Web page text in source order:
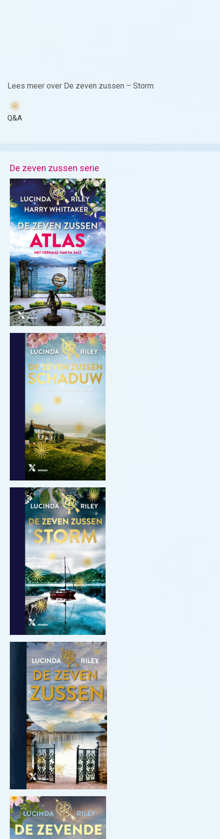
Lees meer over De zeven zussen – Storm
Q&A
De zeven zussen serie